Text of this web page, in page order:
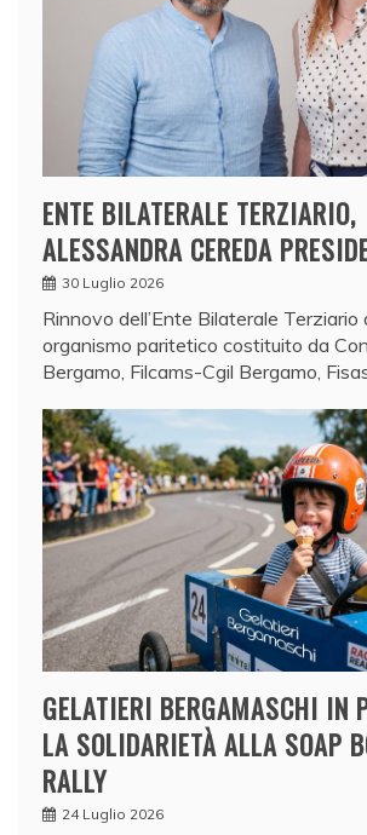
ENTE BILATERALE TERZIARIO,
ALESSANDRA CEREDA
30 Luglio 2026
Rinnovo dell’Ente Bilaterale Terziario
organismo paritetico costituito da
Bergamo, Filcams-Cgil Bergamo,
GELATIERI BERGAMASCHI IN
LA SOLIDARIETÀ ALLA SOAP
RALLY
24 Luglio 2026